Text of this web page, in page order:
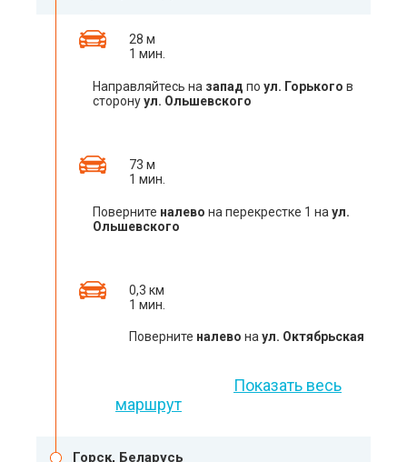
28 м
1 мин.
Направляйтесь на запад по ул. Горького в
сторонуул. Ольшевского
73 м
1 мин.
Поверните налево на перекрестке 1 на ул.
Ольшевского
0,3 км
1 мин.
Поверните налево на ул. Октябрьская
Показать весь
маршрут
Горск, Беларусь